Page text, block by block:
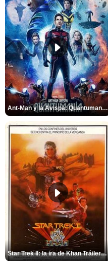
Ant-Man y la Avispa: Quantumanía Tráiler (2)
Star Trek II: la ira de Khan Tráiler VO